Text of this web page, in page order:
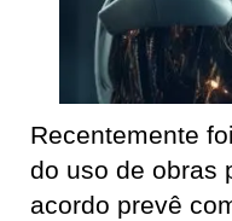
Recentemente
do uso de obras
acordo prevê